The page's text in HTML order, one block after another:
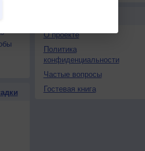
О проекте
Политика
конфиденциальности
Частые вопросы
Гостевая книга